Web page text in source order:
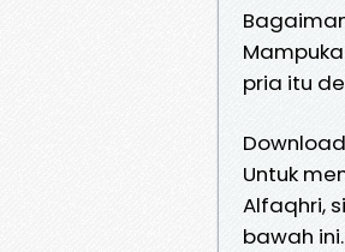
pria itu
Untuk
Alfaqhri,
bawah ini.